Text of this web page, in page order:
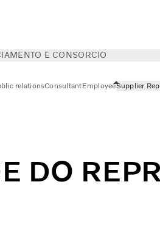
E CONSORCIO
relationsConsultantEmployeeSupplier
DO